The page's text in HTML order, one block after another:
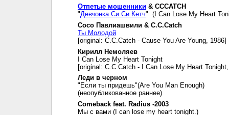
Отпетые мошенники & CCCATCH
"Девчонка Си Си Кетч" (I Can Lose My Heart
Сосо Павлиашвили & C.C.Catch
Ты Молодой
[original: C.C.Catch - Cause You Are Young, 1986]
Кирилл Немоляев
I Can Lose My Heart Tonight
[original: C.C.Catch - I Can Lose My Heart
Леди в черном
"Если ты придешь"(Are You Man Enough)
(неопубликованное раннее)
Comeback feat. Radius -2003
Мы с вами (I can lose my heart tonight.)